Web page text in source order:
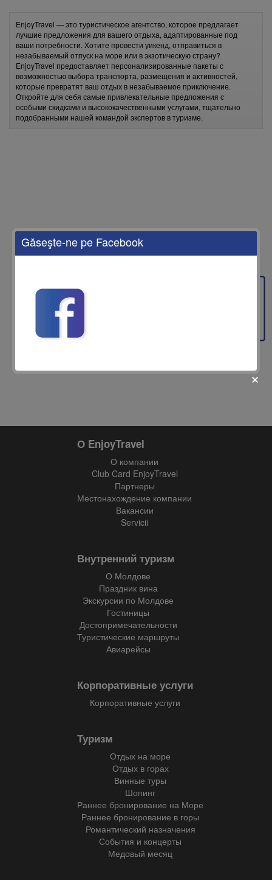
EnjoyTravel — это туристическое агентство, которое предлагает
лучшие предложения для вашего отдыха, адаптированные под
ваши потребности. Хотите провести уикенд, отправиться в
незабываемый отпуск на море или в экзотическую страну?
EnjoyTravel предоставляет персонализированные пакеты с
возможностью выбора транспорта, размещения и активностей,
которые превратят ваш отдых в незабываемое приключение.
Откройте для себя самые привлекательные предложения с
особыми скидками и высококачественными услугами, тщательно
подобранными нашей командой экспертов в туризме.
О EnjoyTravel
О компании
Club Card EnjoyTravel
Партнеры
Местонахождение компании
Вакансии
Servicii
Внутренний туризм
О Молдове
Праздник вина
Экскурсии по Молдове
Гостиницы
Достопримечательности
Туристические маршруты
Авиарейсы
Корпоративные услуги
Корпоративные услуги
Туризм
Отдых на море
Отдых в горах
Винные туры
Шопинг
Раннее бронирование на Море
Раннее бронирование в горы
Романтический назначения
События и концерты
Медовый месяц
Găseşte-ne pe Facebook
fii prietenul nostru pe facebook
Află primul cele mai noi oferte